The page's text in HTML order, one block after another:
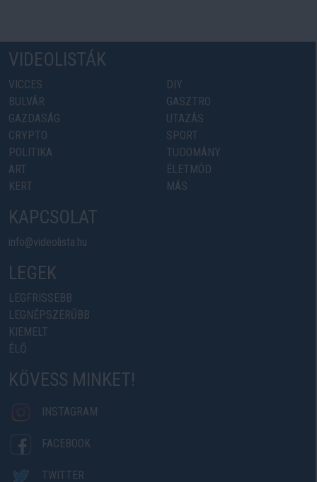
VIDEOLISTÁK
VICCES
BULVÁR
GAZDASÁG
CRYPTO
POLITIKA
ART
KERT
DIY
GASZTRO
UTAZÁS
SPORT
TUDOMÁNY
ÉLETMÓD
MÁS
KAPCSOLAT
info@videolista.hu
LEGEK
LEGFRISSEBB
LEGNÉPSZERŰBB
KIEMELT
ÉLŐ
KÖVESS MINKET!
INSTAGRAM
FACEBOOK
TWITTER